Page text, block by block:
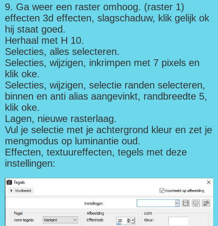
9. Ga weer een raster omhoog. (raster 1)
effecten 3d effecten, slagschaduw, klik gelijk ok
hij staat goed.
Herhaal met H 10.
Selecties, alles selecteren.
Selecties, wijzigen, inkrimpen met 7 pixels en
klik oke.
Selecties, wijzigen, selectie randen selecteren,
binnen en anti alias aangevinkt, randbreedte 5,
klik oke.
Lagen, nieuwe rasterlaag.
Vul je selectie met je achtergrond kleur en zet je
mengmodus op luminantie oud.
Effecten, textuureffecten, tegels met deze
instellingen: